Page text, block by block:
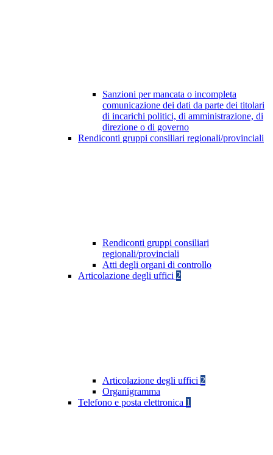
Sanzioni per mancata o incompleta
comunicazione dei dati da parte dei titolari
di incarichi politici, di amministrazione, di
direzione o di governo
Rendiconti gruppi consiliari regionali/provinciali
Rendiconti gruppi consiliari
regionali/provinciali
Atti degli organi di controllo
Articolazione degli uffici 2
Articolazione degli uffici 2
Organigramma
Telefono e posta elettronica 1